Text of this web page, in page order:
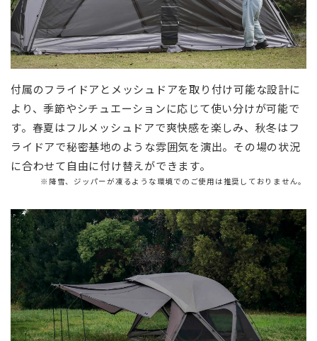
付属のフライドアとメッシュドアを取り付け可能な設計に
より、季節やシチュエーションに応じて使い分けが可能で
す。春夏はフルメッシュドアで爽快感を楽しみ、秋冬はフ
ライドアで秘密基地のような雰囲気を演出。その場の状況
に合わせて自由に付け替えができます。
※降雪、ジッパーが凍るような環境でのご使用は推奨しておりません。